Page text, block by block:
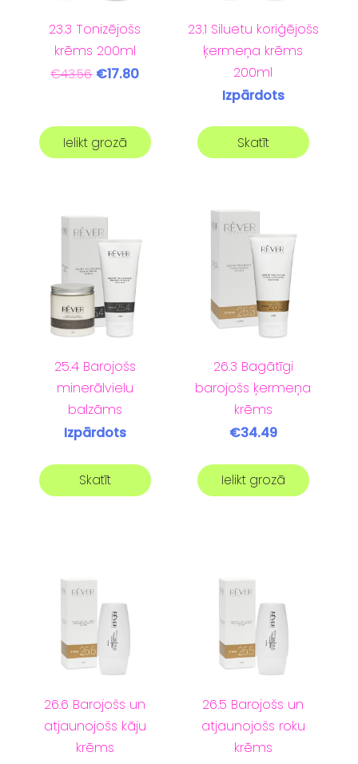
23.3 Tonizējošs
krēms 200ml
€43.56 €17.80
Ielikt grozā
23.1 Siluetu koriģējošs
ķermeņa krēms
200ml
Izpārdots
Skatīt
25.4 Barojošs
minerālvielu
balzāms
Izpārdots
Skatīt
26.3 Bagātīgi
barojošs ķermeņa
krēms
€34.49
Ielikt grozā
26.6 Barojošs un
atjaunojošs kāju
krēms
26.5 Barojošs un
atjaunojošs roku
krēms